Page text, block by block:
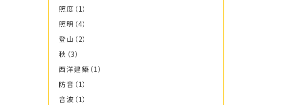
照度 （1）
照明 （4）
登山 （2）
秋 （3）
西洋建築 （1）
防音 （1）
音波 （1）